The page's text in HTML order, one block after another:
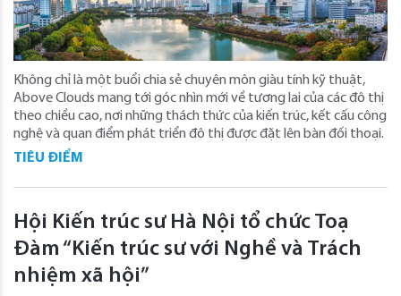
Không chỉ là một buổi chia sẻ chuyên môn giàu tính kỹ thuật,
Above Clouds mang tới góc nhìn mới về tương lai của các đô thị
theo chiều cao, nơi những thách thức của kiến trúc, kết cấu công
nghệ và quan điểm phát triển đô thị được đặt lên bàn đối thoại.
TIÊU ĐIỂM
Hội Kiến trúc sư Hà Nội tổ chức Toạ
Đàm “Kiến trúc sư với Nghề và Trách
nhiệm xã hội”